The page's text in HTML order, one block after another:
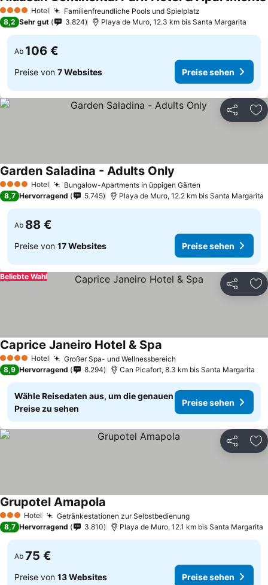
4 Sterne Hotel Familienfreundliche Pools und Spielplatz
8,2 Sehr gut 3.824 Playa de Muro, 12.3 km bis Santa Margarita
Ab 106 €
Preise von 7 Websites Preise sehen
Teilen
4 Sterne Hotel Bungalow-Apartments in üppigen Gärten
Garden Saladina - Adults Only
8,7 Hervorragend 5.745 Playa de Muro, 12.2 km bis Santa Margarita
Ab 88 €
Preise von 17 Websites Preise sehen
Teilen
Beliebte Wahl
4 Sterne Hotel Großer Spa- und Wellnessbereich
Caprice Janeiro Hotel & Spa
8,9 Hervorragend 8.294 Can Picafort, 8.3 km bis Santa Margarita
Wähle Reisedaten aus, um die genauen
Preise zu sehen
Preise sehen
Teilen
3 SterneHotel Getränkestationen zur Selbstbedienung
Grupotel Amapola
8,7 Hervorragend 3.810 Playa de Muro, 12.1 km bis Santa Margarita
Ab 75 €
Preise von 13 Websites Preise sehen